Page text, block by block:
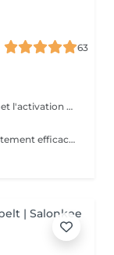
63
Traitement de stimulation cellulaire qui permet l'activation du métabolisme de régénération cellulaire en introduisant des actifs puissants
Soin stimulateur cellulaire permettant un traitement efficace contre les ridules. Il soigne, hydrate, re-pulpe et rajeuni les lèvres